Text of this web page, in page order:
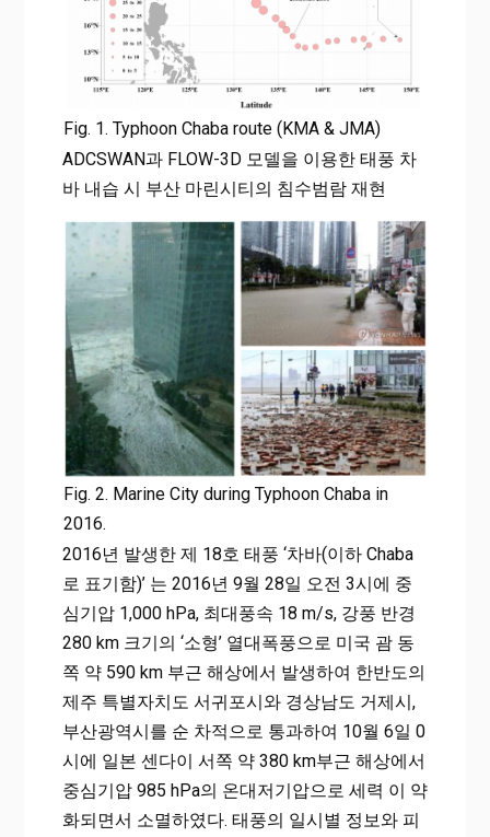
Fig. 1. Typhoon Chaba route (KMA & JMA)
ADCSWAN과 FLOW-3D 모델을 이용한 태풍 차
바 내습 시 부산 마린시티의 침수범람 재현
Fig. 2. Marine City during Typhoon Chaba in
2016.
2016년 발생한 제 18호 태풍 ‘차바(이하 Chaba
로 표기함)’ 는 2016년 9월 28일 오전 3시에 중
심기압 1,000 hPa, 최대풍속 18 m/s, 강풍 반경
280 km 크기의 ‘소형’ 열대폭풍으로 미국 괌 동
쪽 약 590 km 부근 해상에서 발생하여 한반도의
제주 특별자치도 서귀포시와 경상남도 거제시,
부산광역시를 순 차적으로 통과하여 10월 6일 0
시에 일본 센다이 서쪽 약 380 km부근 해상에서
중심기압 985 hPa의 온대저기압으로 세력 이 약
화되면서 소멸하였다. 태풍의 일시별 정보와 피